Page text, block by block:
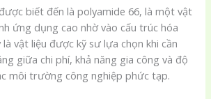
biết đến là polyamide 66, là một vật
ứng dụng cao nhờ vào cấu trúc hóa
vật liệu được kỹ sư lựa chọn khi cần
giữa chi phí, khả năng gia công và độ
môi trường công nghiệp phức tạp.